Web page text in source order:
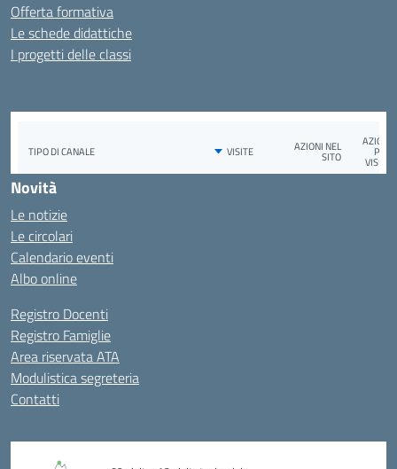
Offerta formativa
Le schede didattiche
I progetti delle classi
Novità
Le notizie
Le circolari
Calendario eventi
Albo online
Registro Docenti
Registro Famiglie
Area riservata ATA
Modulistica segreteria
Contatti